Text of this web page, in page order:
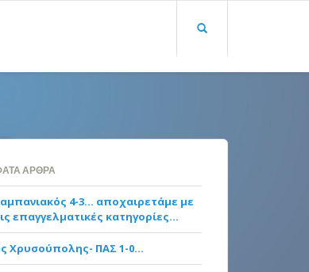
ΆΡΘΡΑ
4-3… αποχαιρετάμε με
επαγγελματικές κατηγορίες…
Χρυσούπολης- ΠΑΣ 1-0…